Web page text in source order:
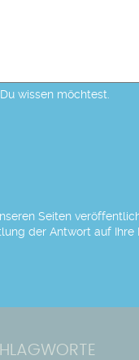
wissen möchtest.
Seiten
der Antwort auf Ihre